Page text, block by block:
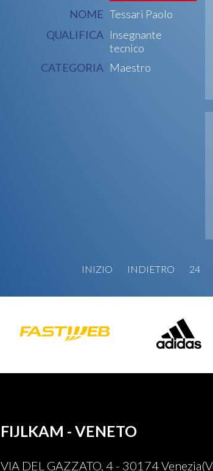
NOME Tessari Paolo
QUALIFICA Insegnante
tecnico
CATEGORIA Maestro
INIZIO INDIETRO 24
FIJLKAM - VENETO
VIA DEL GAZZATO, 4 - 30174